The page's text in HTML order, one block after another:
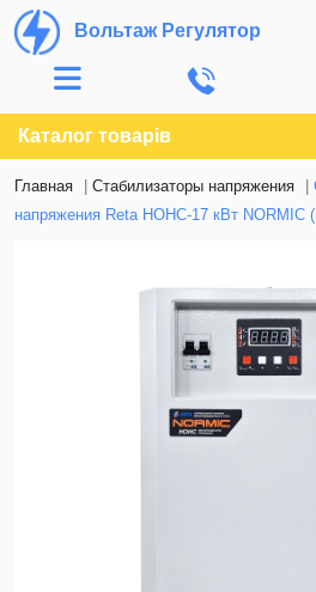
Вольтаж Регулятор
Каталог товарів
Главная Стабилизаторы напряжения
напряжения Reta НОНС-17 кВт NORMIC